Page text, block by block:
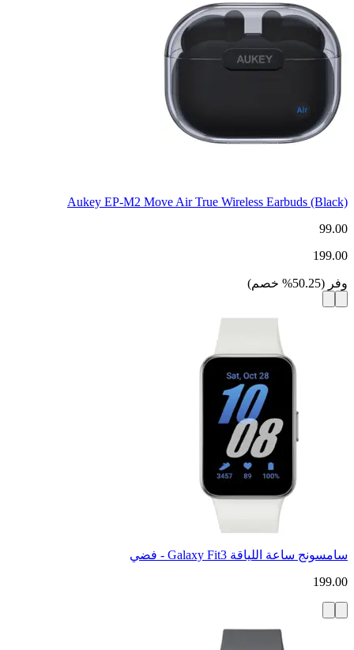
Aukey EP-M2 Move Air True Wireless Earbuds (Black)
99.00
199.00
وفر (
50.25
% خصم)
سامسونج ساعة اللياقة Galaxy Fit3 - فضي
199.00